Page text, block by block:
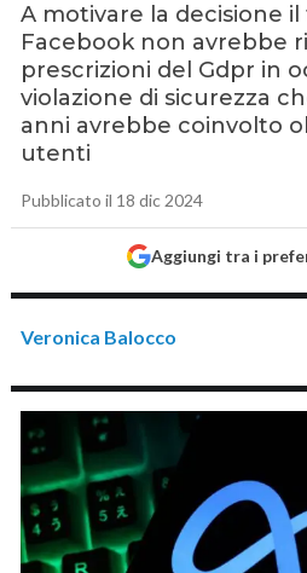
A motivare la decisione
Facebook non avrebbe
prescrizioni del Gdpr in
violazione di sicurezza
anni avrebbe coinvolto
utenti
Pubblicato il 18 dic 2024
Aggiungi tra i
Veronica Balocco